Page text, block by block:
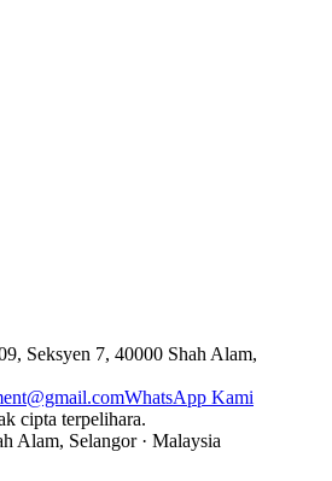
Seksyen 7, 40000 Shah Alam,
WhatsApp Kami
cipta terpelihara.
Alam, Selangor · Malaysia